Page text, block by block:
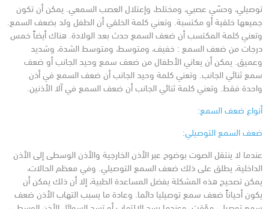
توصيلي، وحسّي عصبي، ومختلط، وإعتلال العصب السمعي. يمكن أن تكون
جميعها خلقية أو مكتسبة. وتعني كلمة الخلقي أن الطفل ولد بضعف السمع.
وتعني كلمة المكتسب أن ضعف السمع حدث بعد الولادة. هناك أيضاً خمس
درجات من ضعف السمع : خفيف، ومتوسط، ومتوسط الشدة، وشديد
وعميق. يمكن أن يعاني الأطفال من ضعف سمع وحيد الجانب أو ضعف
سمع ثنائي الجانب. وتعني كلمة وحيد الجانب أن ضعف السمع في أذن
واحدة فقط. وتعني كلمة ثنائي الجانب أن ضعف السمع في آلا الأذنين.
أنواع ضعف السمع:
ضعف السمع التوصيلي:
عندما لا ينتقل الصوت بوضوح عبر الأذن الخارجية والأذن الوسطى إلى الأذن
الداخلية، يطلق على ذلك ضعف السمع التوصيلي. وفي معظم الحالات،
يمكن تصحيح هذه المشكلة بفضل المساعدة الطبية، إلا أن ذلك يمكن أن
يكون أحياناً ضعف سمع توصيليا دائما. وعادة ما يسبب التهاب الأذن ضعف